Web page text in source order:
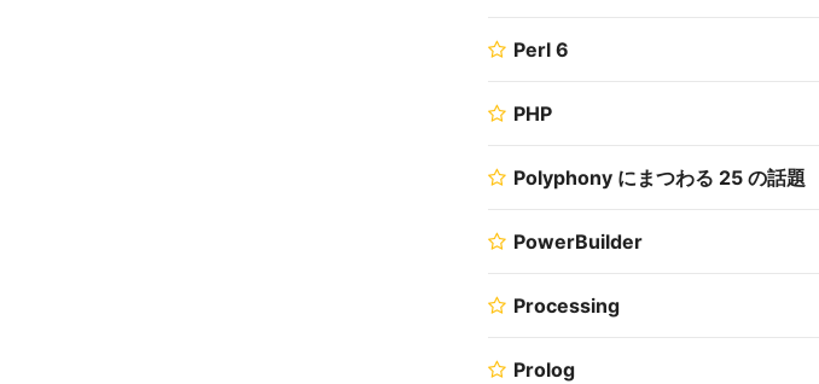
Perl 6
PHP
Polyphony にまつわる 25 の話題
PowerBuilder
Processing
Prolog